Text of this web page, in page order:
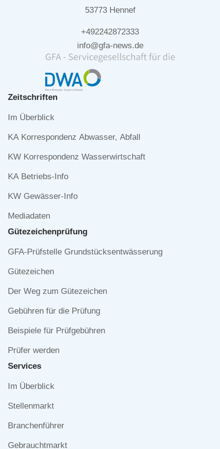
53773 Hennef
+492242872333
info@gfa-news.de
Zeitschriften
Navigation
Im Überblick
KA Korrespondenz Abwasser, Abfall
KW Korrespondenz Wasserwirtschaft
KA Betriebs-Info
KW Gewässer-Info
Mediadaten
Gütezeichen­prüfung
Navigation
GFA-Prüfstelle Grundstücksentwässerung
Gütezeichen
Der Weg zum Gütezeichen
Gebühren für die Prüfung
Beispiele für Prüfgebühren
Prüfer werden
Services
Navigation
Im Überblick
Stellenmarkt
Branchenführer
Gebrauchtmarkt